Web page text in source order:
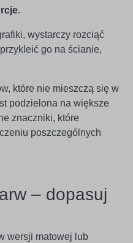
.
wystarczy rozciąć
go na ścianie,
które nie mieszczą się w
podzielona na większe
znaczniki, które
poszczególnych
– dopasuj
wersji matowej lub